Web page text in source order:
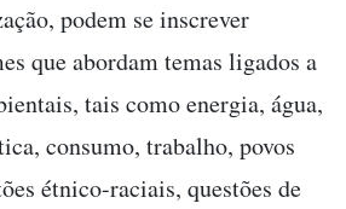
podem se inscrever
que abordam temas ligados a
tais como energia, água,
consumo, trabalho, povos
étnico-raciais, questões de